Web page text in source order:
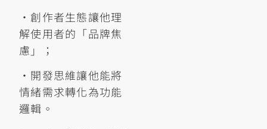
•創作者生態讓他理
解使用者的「品牌焦
慮」；
•開發思維讓他能將
情緒需求轉化為功能
邏輯。